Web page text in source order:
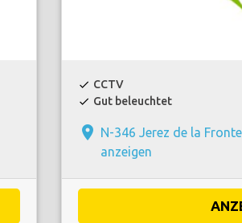
check CCTV
check Gut beleuchtet
place N-346 Jerez de la
anzeigen